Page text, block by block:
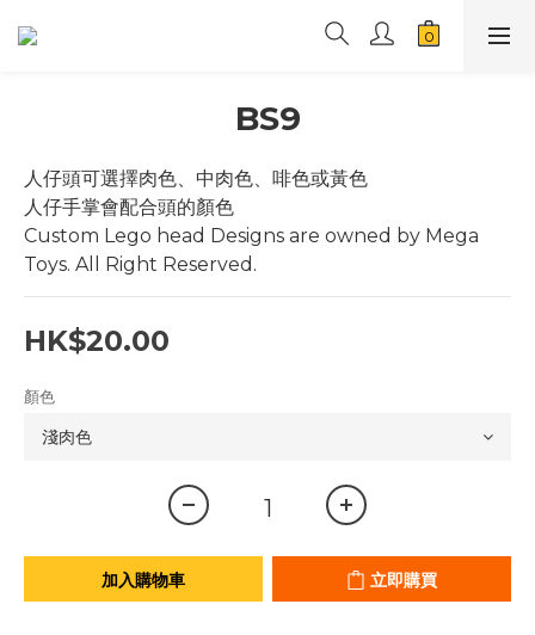
BS9
人仔頭可選擇肉色、中肉色、啡色或黃色
人仔手掌會配合頭的顏色
Custom Lego head Designs are owned by Mega
Toys. All Right Reserved.
HK$20.00
顏色
加入購物車 立即購買